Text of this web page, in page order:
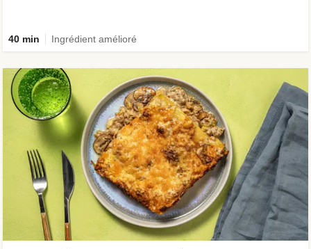
40 min Ingrédient amélioré